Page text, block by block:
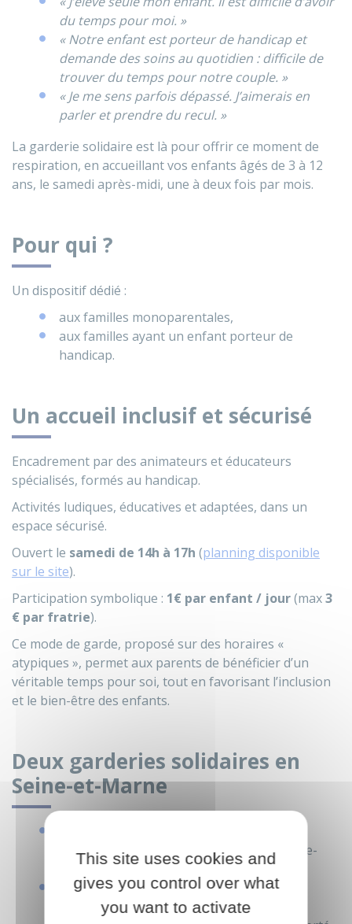
du temps pour moi. »
« Notre enfant est porteur de handicap et
demande des soins au quotidien : difficile de
trouver du temps pour notre couple. »
« Je me sens parfois dépassé. J’aimerais en
parler et prendre du recul. »
La garderie solidaire est là pour offrir ce moment de
respiration, en accueillant vos enfants âgés de 3 à 12
ans, le samedi après-midi, une à deux fois par mois.
Pour qui ?
Un dispositif dédié :
aux familles monoparentales,
aux familles ayant un enfant porteur de
handicap.
Un accueil inclusif et sécurisé
Encadrement par des animateurs et éducateurs
spécialisés, formés au handicap.
Activités ludiques, éducatives et adaptées, dans un
espace sécurisé.
Ouvert le samedi de 14h à 17h (planning disponible
sur le site).
Participation symbolique : 1€ par enfant / jour(max3
€ par fratrie).
Ce mode de garde, proposé sur des horaires «
atypiques », permet aux parents de bénéficier d’un
véritable temps pour soi, tout en favorisant l’inclusion
et le bien-être des enfants.
Deux garderies solidaires en
Seine-et-Marne
41 rue Francis Poulenc - 77430 Champagne-
sur-Seine
Accueil de Loisirs Familles Rurales - La
Maison des Enfants
This site uses cookies and
gives you control over what
you want to activate